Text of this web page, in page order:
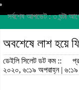
সর্বশেষ আপডেট : ৩ ঘন্টা
অবশেষে লাশ হয়ে
ডেইলি সিলেট ডট কম ::
২০২০, ৬:১৯ অপরাহ্ন | ৬:১৯